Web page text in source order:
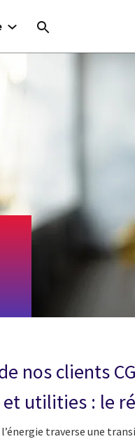
nos clients
et utilities : le
l’énergie traverse une